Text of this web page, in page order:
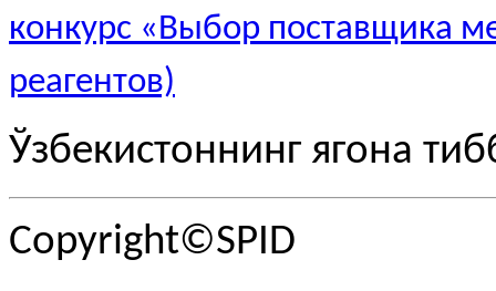
конкурс «Выбор поставщика
реагентов)
Ўзбекистоннинг ягона
Copyright©SPID